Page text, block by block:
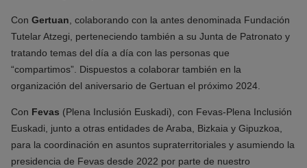
Con Gertuan , colaborando con la antes denominada Fundación
Tutelar Atzegi, perteneciendo también a su Junta de Patronato y
tratando temas del día a día con las personas que
“compartimos”. Dispuestos a colaborar también en la
organización del aniversario de Gertuan el próximo 2024.
Con Fevas (Plena Inclusión Euskadi), con Fevas-Plena Inclusión
Euskadi, junto a otras entidades de Araba, Bizkaia y Gipuzkoa,
para la coordinación en asuntos supraterritoriales y asumiendo la
presidencia de Fevas desde 2022 por parte de nuestro